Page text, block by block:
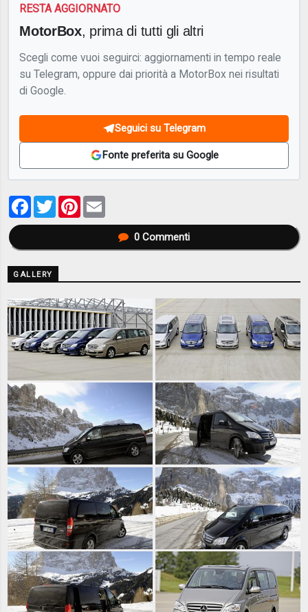
RESTA AGGIORNATO
MotorBox, prima di tutti gli altri
Scegli come vuoi seguirci: aggiornamenti in tempo reale
su Telegram, oppure dai priorità a MotorBox nei risultati
di Google.
Seguici su Telegram
Fonte preferita su Google
Facebook
TwitterPinterest
0Commenti
GALLERY